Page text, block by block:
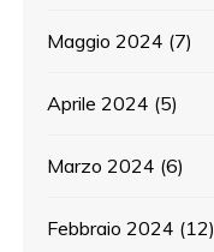
Maggio 2024 (7)
Aprile 2024 (5)
Marzo 2024 (6)
Febbraio 2024 (12)